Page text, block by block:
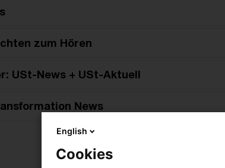
zum Hören
USt-News + USt-Aktuell
News
English
Cookies